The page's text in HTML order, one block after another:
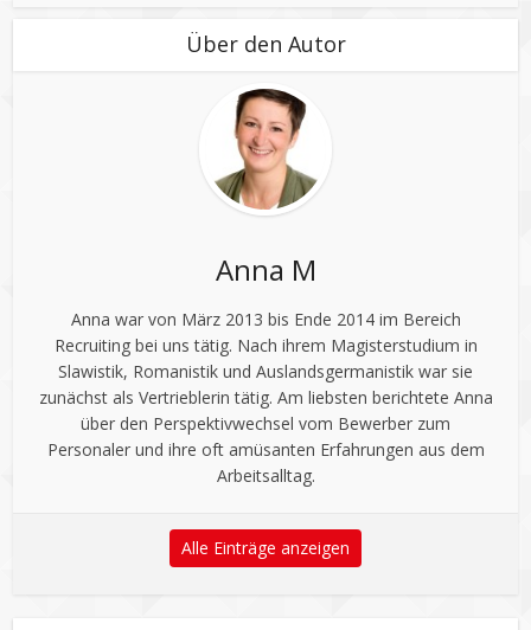
Über den Autor
Anna M
Anna war von März 2013 bis Ende 2014 im Bereich
Recruiting bei uns tätig. Nach ihrem Magisterstudium in
Slawistik, Romanistik und Auslandsgermanistik war sie
zunächst als Vertrieblerin tätig. Am liebsten berichtete Anna
über den Perspektivwechsel vom Bewerber zum
Personaler und ihre oft amüsanten Erfahrungen aus dem
Arbeitsalltag.
Alle Einträge anzeigen